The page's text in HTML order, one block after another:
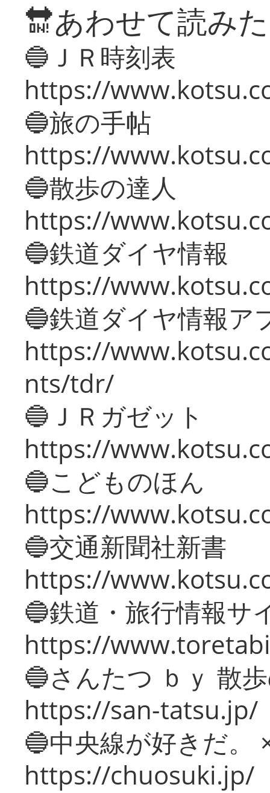
🔛あわせて読み
🔵ＪＲ時刻表
https://
🔵旅の手帖
https://
🔵散歩の達人
https://
🔵鉄道ダイヤ情報
https://
🔵鉄道ダイヤ情報ア
https://
nts/tdr/
🔵ＪＲガゼット
https://
🔵こどものほん
https://
🔵交通新聞社新書
https://
🔵鉄道・旅行情報サ
https://
🔵さんたつ ｂｙ 散
https://san-tatsu.jp/
🔵中央線が好きだ。
https://chuosuki.jp/